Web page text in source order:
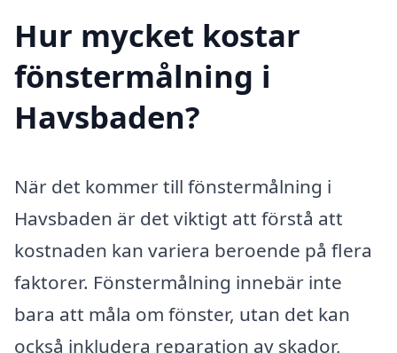
Hur mycket kostar
fönstermålning i
Havsbaden?
När det kommer till fönstermålning i
Havsbaden är det viktigt att förstå att
kostnaden kan variera beroende på flera
faktorer. Fönstermålning innebär inte
bara att måla om fönster, utan det kan
också inkludera reparation av skador,